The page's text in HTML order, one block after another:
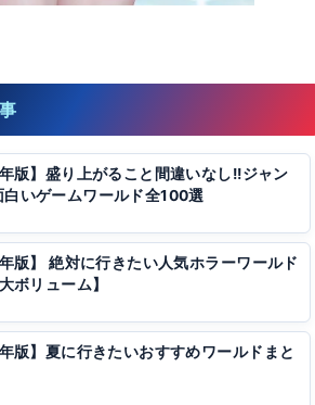
版】盛り上がること間違いなし!!ジャン
白いゲームワールド全100選
版】 絶対に行きたい人気ホラーワールド
ボリューム】
版】夏に行きたいおすすめワールドまと